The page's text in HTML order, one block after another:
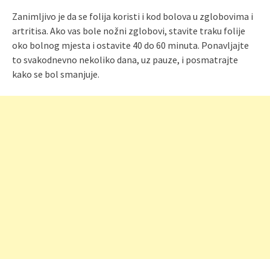
Zanimljivo je da se folija koristi i kod bolova u zglobovima i
artritisa. Ako vas bole nožni zglobovi, stavite traku folije
oko bolnog mjesta i ostavite 40 do 60 minuta. Ponavljajte
to svakodnevno nekoliko dana, uz pauze, i posmatrajte
kako se bol smanjuje.